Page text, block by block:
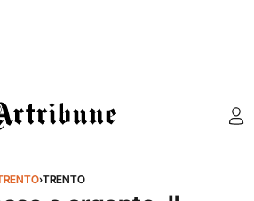
›TRENTO